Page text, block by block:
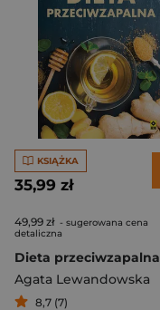
KSIĄŻKA
35,99 zł
49,99 zł - sugerowana cena
detaliczna
Dieta przeciwzapalna
Agata Lewandowska
8,7 (7)